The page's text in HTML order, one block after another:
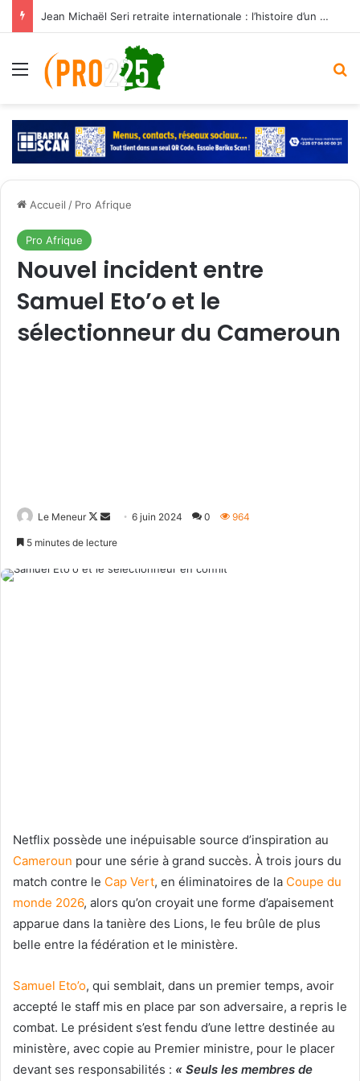
Jean Michaël Seri retraite internationale : l’histoire d’un maestro qui a marqué les Éléphants
Menu
Accueil / Pro Afrique
Pro Afrique
Nouvel incident entre
Samuel Eto’o et le
sélectionneur du Cameroun
Le Meneur
Follow
Envoyer6 juin 2024 0 964
5 minutes de lecture
Netflix possède une inépuisable source d’inspiration au
Cameroun pour une série à grand succès. À trois jours du
match contre le Cap Vert, en éliminatoires de la Coupe du
monde 2026, alors qu’on croyait une forme d’apaisement
apparue dans la tanière des Lions, le feu brûle de plus
belle entre la fédération et le ministère.
Samuel Eto’o, qui semblait, dans un premier temps, avoir
accepté le staff mis en place par son adversaire, a repris le
combat. Le président s’est fendu d’une lettre destinée au
ministère, avec copie au Premier ministre, pour le placer
devant ses responsabilités : « Seuls les membres de